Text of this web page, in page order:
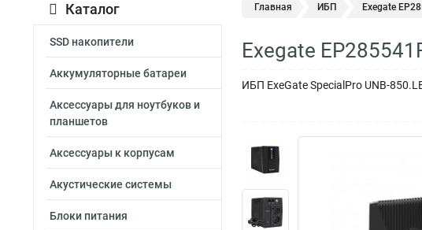
Каталог
SSD накопители
Аккумуляторные батареи
Аксессуары для ноутбуков и
планшетов
Аксессуары к корпусам
Акустические системы
Блоки питания
Главная ИБП Exegate
Exegate
ИБП ExeGate SpecialPro UNB-